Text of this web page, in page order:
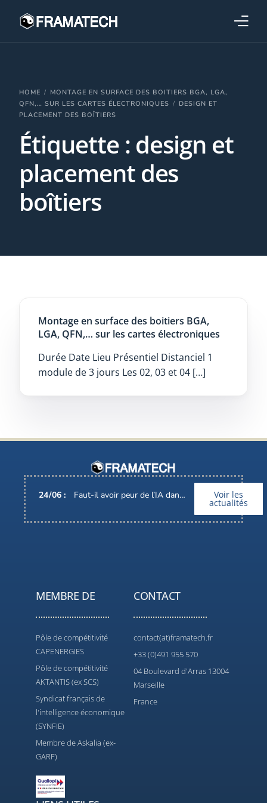
HOME
MONTAGE EN SURFACE DES BOITIERS BGA, LGA,
QFN,… SUR LES CARTES ÉLECTRONIQUES
DESIGN ET
PLACEMENT DES BOÎTIERS
Étiquette : design et
placement des
boîtiers
Montage en surface des boitiers BGA,
LGA, QFN,… sur les cartes électroniques
Durée Date Lieu Présentiel Distanciel 1
module de 3 jours Les 02, 03 et 04 […]
24/06 : Faut-il avoir peur de l’IA dans nos métiers ? Voir les
actualités
MEMBRE DE
Pôle de compétitivité
CAPENERGIES
Pôle de compétitivité
AKTANTIS (ex SCS)
Syndicat français de
l'intelligence économique
(SYNFIE)
Membre de Askalia (ex-
GARF)
CONTACT
contact(at)framatech.fr
+33 (0)491 955 570
04 Boulevard d'Arras 13004
Marseille
France
Formations
Stratégies industrielles